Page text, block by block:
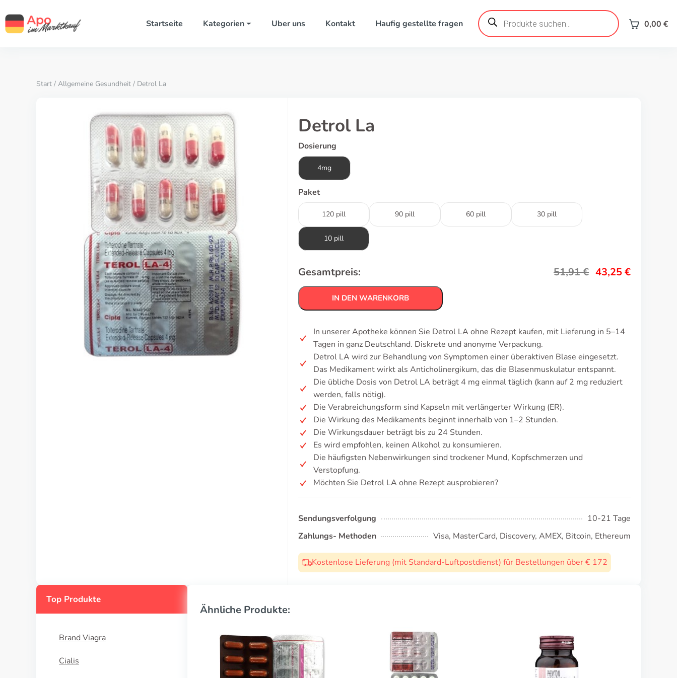
Startseite Kategorien Uber uns Kontakt Haufig gestellte fragen
Products
search 0,00 €
Start / Allgemeine Gesundheit / Detrol La
Detrol La
Dosierung
4mg
Paket
120 pill 90 pill 60 pill 30 pill
10 pill
Gesamtpreis: 51,91€ 43,25€
IN DEN WARENKORB
In unserer Apotheke können Sie Detrol LA ohne Rezept kaufen, mit Lieferung in 5–14
Tagen in ganz Deutschland. Diskrete und anonyme Verpackung.
Detrol LA wird zur Behandlung von Symptomen einer überaktiven Blase eingesetzt.
Das Medikament wirkt als Anticholinergikum, das die Blasenmuskulatur entspannt.
Die übliche Dosis von Detrol LA beträgt 4 mg einmal täglich (kann auf 2 mg reduziert
werden, falls nötig).
Die Verabreichungsform sind Kapseln mit verlängerter Wirkung (ER).
Die Wirkung des Medikaments beginnt innerhalb von 1–2 Stunden.
Die Wirkungsdauer beträgt bis zu 24 Stunden.
Es wird empfohlen, keinen Alkohol zu konsumieren.
Die häufigsten Nebenwirkungen sind trockener Mund, Kopfschmerzen und
Verstopfung.
Möchten Sie Detrol LA ohne Rezept ausprobieren?
Sendungsverfolgung
10-21 Tage
Zahlungs- Methoden
Visa, MasterCard, Discovery, AMEX, Bitcoin, Ethereum
Kostenlose Lieferung (mit Standard-Luftpostdienst) für Bestellungen über € 172
Top Produkte
Brand Viagra
Cialis
Ähnliche Produkte: